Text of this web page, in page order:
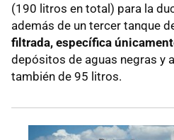
(190 litros en total) para la
además de un tercer tanque
filtrada, específica
depósitos de aguas negras y
también de 95 litros.